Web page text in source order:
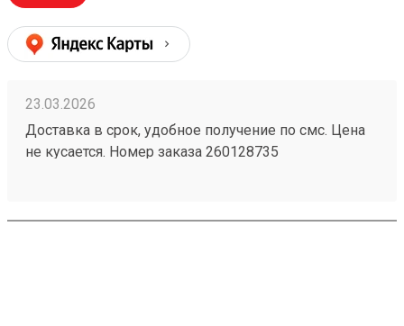
23.03.2026
Доставка в срок, удобное получение по смс. Цена
не кусается. Номер заказа 260128735